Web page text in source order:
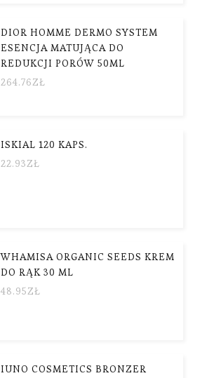
DIOR HOMME DERMO SYSTEM
ESENCJA MATUJĄCA DO
REDUKCJI PORÓW 50ML
264.76ZŁ
ISKIAL 120 KAPS.
22.93ZŁ
WHAMISA ORGANIC SEEDS KREM
DO RĄK 30 ML
48.95ZŁ
IUNO COSMETICS BRONZER